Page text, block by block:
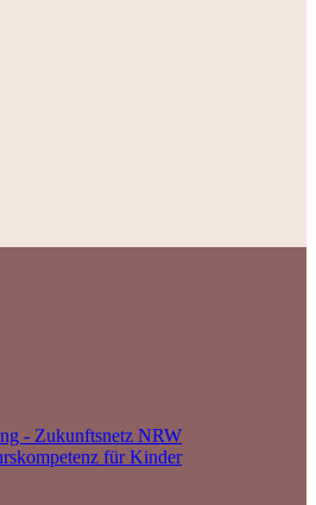
- Zukunftsnetz NRW
für Kinder